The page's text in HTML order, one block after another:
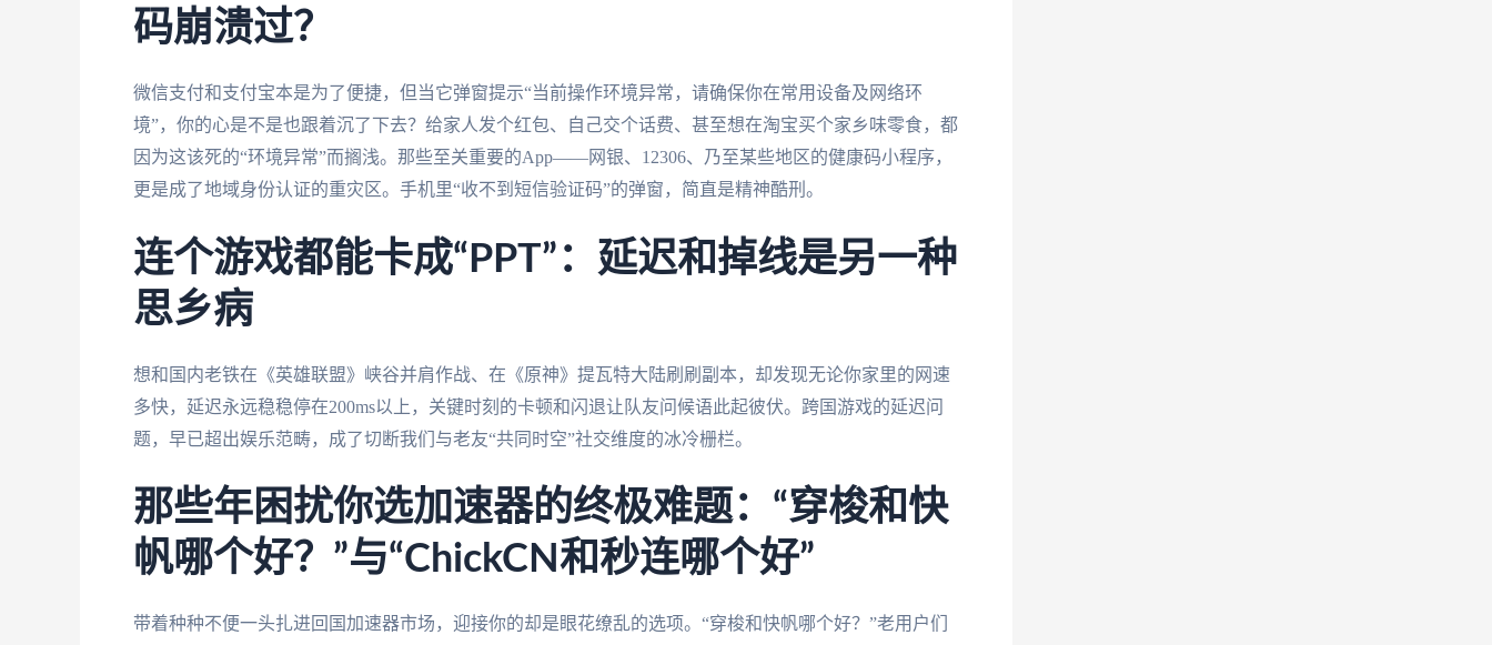
码崩溃过？
微信支付和支付宝本是为了便捷，但当它弹窗提示“当前操作环境异常，请确保你在常用设备及网络环
境”，你的心是不是也跟着沉了下去？给家人发个红包、自己交个话费、甚至想在淘宝买个家乡味零食，都
因为这该死的“环境异常”而搁浅。那些至关重要的App——网银、12306、乃至某些地区的健康码小程序，
更是成了地域身份认证的重灾区。手机里“收不到短信验证码”的弹窗，简直是精神酷刑。
连个游戏都能卡成“PPT”：延迟和掉线是另一种
思乡病
想和国内老铁在《英雄联盟》峡谷并肩作战、在《原神》提瓦特大陆刷刷副本，却发现无论你家里的网速
多快，延迟永远稳稳停在200ms以上，关键时刻的卡顿和闪退让队友问候语此起彼伏。跨国游戏的延迟问
题，早已超出娱乐范畴，成了切断我们与老友“共同时空”社交维度的冰冷栅栏。
那些年困扰你选加速器的终极难题：“穿梭和快
帆哪个好？”与“ChickCN和秒连哪个好”
带着种种不便一头扎进回国加速器市场，迎接你的却是眼花缭乱的选项。“穿梭和快帆哪个好？”老用户们